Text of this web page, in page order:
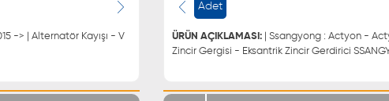
-> | Alternatör Kayışı - V
Adet
ÜRÜN AÇIKLAMASI: | Ssangyong : Actyon -
Zincir Gergisi - Eksantrik Zincir Gerdirici